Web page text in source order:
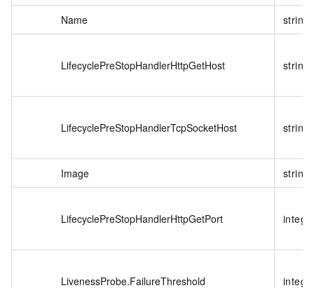
Name string
LifecyclePreStopHandlerHttpGetHost string
LifecyclePreStopHandlerTcpSocketHost string
Image string
LifecyclePreStopHandlerHttpGetPort
LivenessProbe.FailureThreshold